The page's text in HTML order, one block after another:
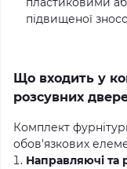
підвищеної
Що входить у
розсувних
Комплект
обов'язкових
Направляючі та